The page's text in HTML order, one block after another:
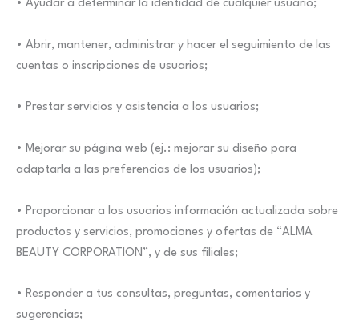
• Ayudar a determinar la identidad de cualquier usuario;
• Abrir, mantener, administrar y hacer el seguimiento de las
cuentas o inscripciones de usuarios;
• Prestar servicios y asistencia a los usuarios;
• Mejorar su página web (ej.: mejorar su diseño para
adaptarla a las preferencias de los usuarios);
• Proporcionar a los usuarios información actualizada sobre
productos y servicios, promociones y ofertas de “ALMA
BEAUTY CORPORATION”, y de sus filiales;
• Responder a tus consultas, preguntas, comentarios y
sugerencias;